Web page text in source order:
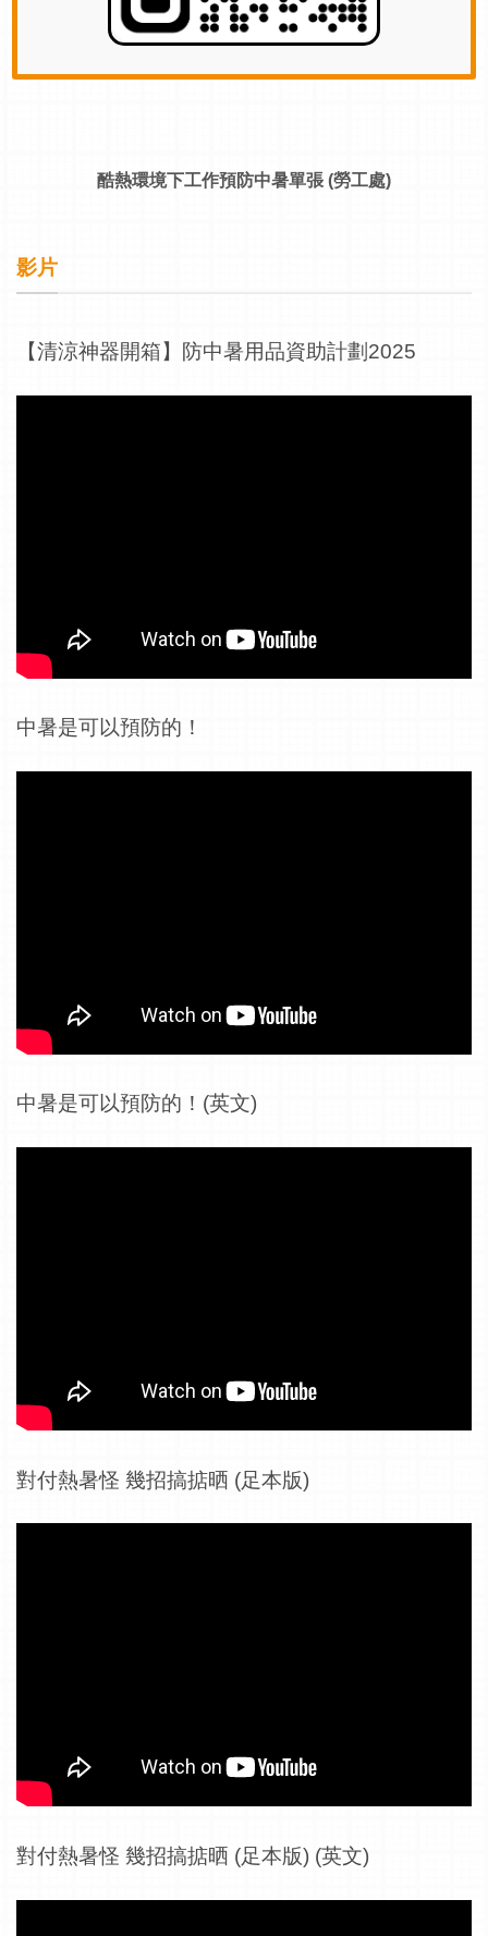
酷熱環境下工作預防中暑單張 (勞工處)
影片
【清涼神器開箱】防中暑用品資助計劃2025
中暑是可以預防的！
中暑是可以預防的！(英文)
對付熱暑怪 幾招搞掂晒 (足本版)
對付熱暑怪 幾招搞掂晒 (足本版) (英文)